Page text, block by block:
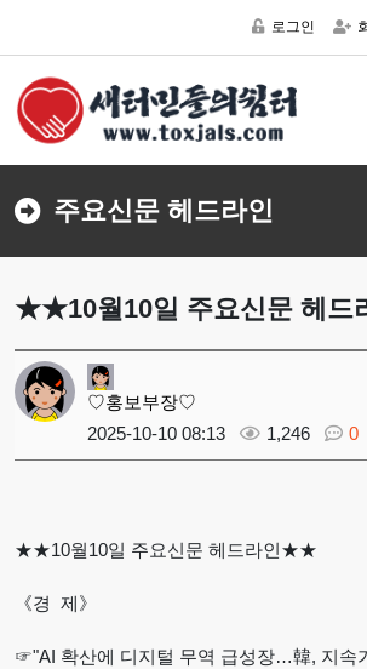
로그인
주요신문 헤드라인
★★10월10일 주요신문 헤
♡홍보부장♡
2025-10-10 08:13
1,246 0
★★10월10일 주요신문 헤드라인★★
《경 제》
☞"AI 확산에 디지털 무역 급성장…韓, 지속